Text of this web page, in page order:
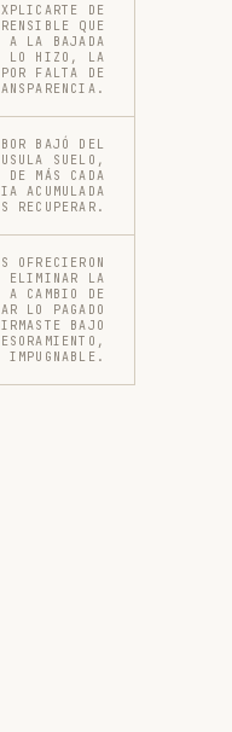
DE
QUE
LA BAJADA
LO HIZO, LA
FALTA DE
BAJÓ DEL
SUELO,
DE MÁS CADA
ACUMULADA
RECUPERAR.
OFRECIERON
ELIMINAR LA
A CAMBIO DE
LO PAGADO
BAJO
IMPUGNABLE.